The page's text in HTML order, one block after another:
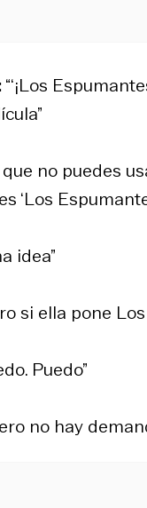
“‘¡Los
que no puedes
‘Los
idea”
si ella pone
Puedo”
no hay